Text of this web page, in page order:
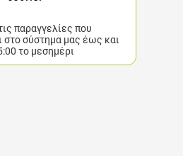
και τις 15:00 το μεσημέρι